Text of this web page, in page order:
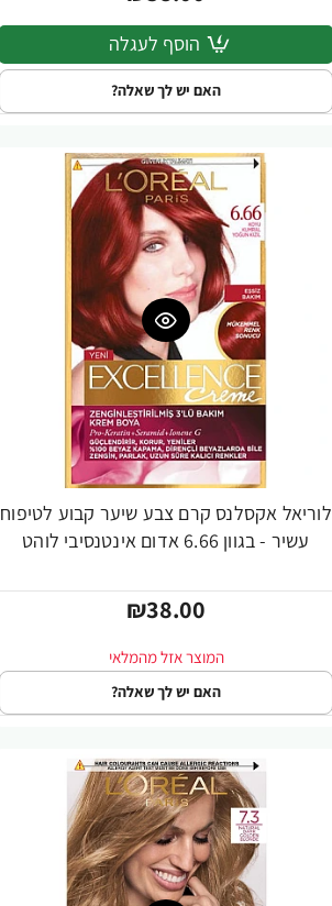
הוסף לעגלה
האם יש לך שאלה?
לוריאל אקסלנס קרם צבע שיער קבוע לטיפוח
עשיר - בגוון 6.66 אדום אינטנסיבי לוהט
₪38.00
האם יש לך שאלה?